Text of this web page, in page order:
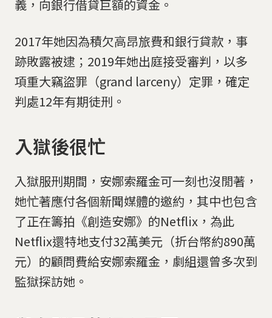
義，向銀行借貸巨額的資金。
2017年她因為積欠高昂旅費和銀行貸款，事
跡敗露被逮；2019年她出庭接受審判，以多
項重大竊盜罪（grand larceny）定罪，確定
判處12年有期徒刑。
入獄後很忙
入獄服刑期間，安娜索羅金可一刻也沒閒著，
她忙著應付各個新聞媒體的邀約，其中也包含
了正在籌拍《創造安娜》的Netflix，為此
Netflix還特地支付32萬美元（折台幣約890萬
元）的顧問費給安娜索羅金，劇組還曾多次到
監獄探訪她。